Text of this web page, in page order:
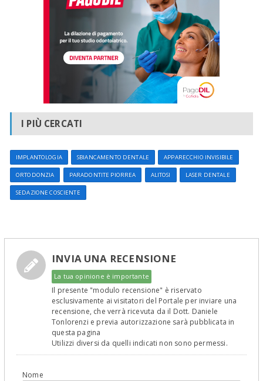
I PIÙ CERCATI
IMPLANTOLOGIA SBIANCAMENTO DENTALE APPARECCHIO INVISIBILE
ORTODONZIA PARADONTITE PIORREA ALITOSI LASER DENTALE
SEDAZIONE COSCIENTE
INVIA UNA RECENSIONE
La tua opinione è importante
Il presente "modulo recensione" è riservato
esclusivamente ai visitatori del Portale per inviare una
recensione, che verrà ricevuta da il Dott. Daniele
Tonlorenzi e previa autorizzazione sarà pubblicata in
questa pagina
Utilizzi diversi da quelli indicati non sono permessi.
Nome